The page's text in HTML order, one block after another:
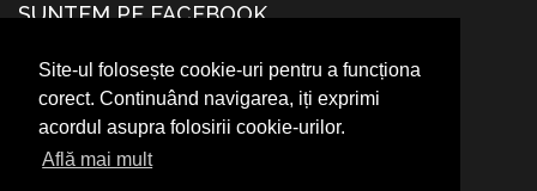
Site-ul folosește cookie-uri pentru a funcționa
corect. Continuând navigarea, iți exprimi
acordul asupra folosirii cookie-urilor.
Află mai mult
SUNTEM PE FACEBOOK